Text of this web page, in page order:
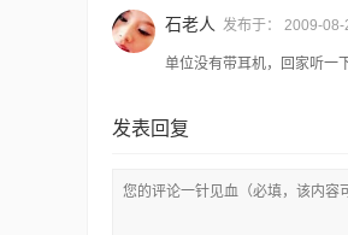
石老人 发布于： 2009-08-
单位没有带耳机，回家听
发表回复